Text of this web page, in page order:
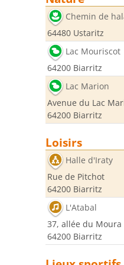
Chemin de
64480 Ustaritz
Lac Mouriscot
64200 Biarritz
Lac Marion
Avenue du Lac
64200 Biarritz
Loisirs
Halle d'Iraty
Rue de Pitchot
64200 Biarritz
L'Atabal
37, allée du Moura
64200 Biarritz